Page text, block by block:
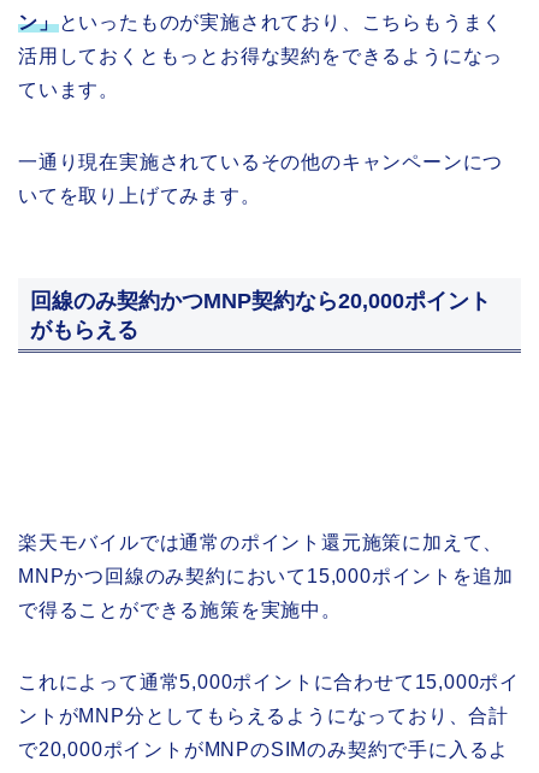
ン」といったものが実施されており、こちらもうまく
活用しておくともっとお得な契約をできるようになっ
ています。
一通り現在実施されているその他のキャンペーンにつ
いてを取り上げてみます。
回線のみ契約かつMNP契約なら20,000ポイント
がもらえる
楽天モバイルでは通常のポイント還元施策に加えて、
MNPかつ回線のみ契約において15,000ポイントを追加
で得ることができる施策を実施中。
これによって通常5,000ポイントに合わせて15,000ポイ
ントがMNP分としてもらえるようになっており、合計
で20,000ポイントがMNPのSIMのみ契約で手に入るよ